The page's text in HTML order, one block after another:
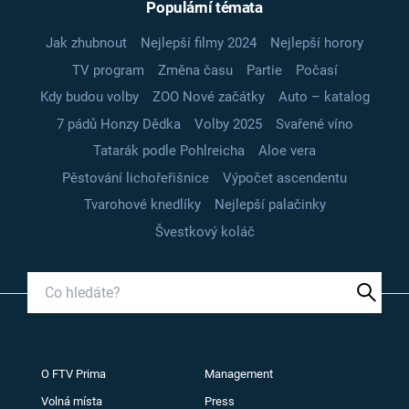
Populární témata
Jak zhubnout Nejlepší filmy 2024
Nejlepší horory
TV program
Změna času Partie
Počasí
Kdy budou volby
ZOO Nové začátky
Auto – katalog
7 pádů Honzy Dědka
Volby 2025
Svařené víno
Tatarák podle Pohlreicha
Aloe vera
Pěstování lichořeřišnice
Výpočet ascendentu
Tvarohové knedlíky
Nejlepší palačinky
Švestkový koláč
O FTV Prima Management
Volná místa Press